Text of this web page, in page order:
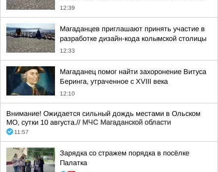
12:39
Магаданцев приглашают принять участие в
разработке дизайн-кода колымской столицы
12:33
Магаданец помог найти захоронение Витуса
Беринга, утраченное с XVIII века
12:10
Внимание! Ожидается сильный дождь местами в Ольском
МО, сутки 10 августа.// МЧС Магаданской области
11:57
Зарядка со стражем порядка в посёлке
Палатка